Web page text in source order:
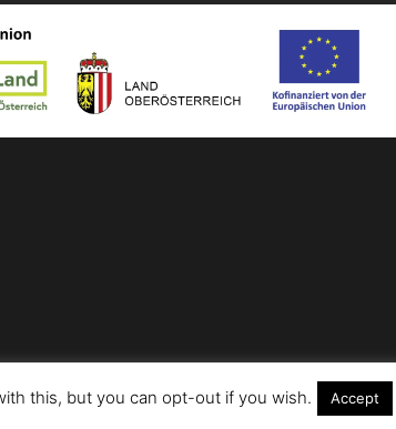
this, but you can opt-out if you wish. Accept